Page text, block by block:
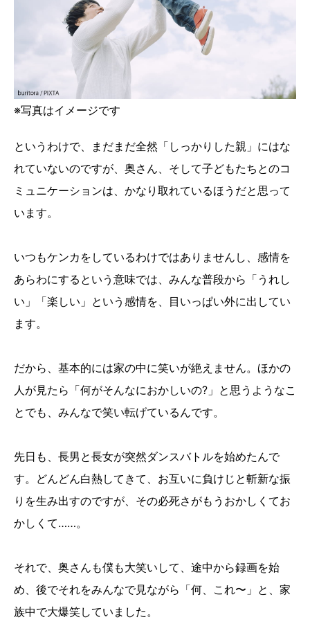
※写真はイメージです
というわけで、まだまだ全然「しっかりした親」にはな
れていないのですが、奥さん、そして子どもたちとのコ
ミュニケーションは、かなり取れているほうだと思って
います。
いつもケンカをしているわけではありませんし、感情を
あらわにするという意味では、みんな普段から「うれし
い」「楽しい」という感情を、目いっぱい外に出してい
ます。
だから、基本的には家の中に笑いが絶えません。ほかの
人が見たら「何がそんなにおかしいの?」と思うようなこ
とでも、みんなで笑い転げているんです。
先日も、長男と長女が突然ダンスバトルを始めたんで
す。どんどん白熱してきて、お互いに負けじと斬新な振
りを生み出すのですが、その必死さがもうおかしくてお
かしくて……。
それで、奥さんも僕も大笑いして、途中から録画を始
め、後でそれをみんなで見ながら「何、これ〜」と、家
族中で大爆笑していました。